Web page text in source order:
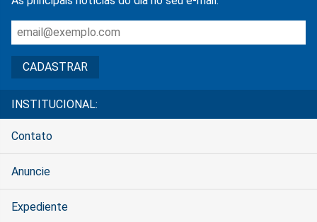
INSTITUCIONAL:
Contato
Anuncie
Expediente